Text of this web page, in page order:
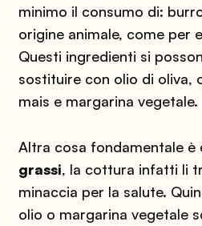
minimo il consumo di:
origine animale, come per
Questi ingredienti si
sostituire con olio di oliva,
mais e margarina vegetale.
Altra cosa fondamentale è
grassi, la cottura infatti li
minaccia per la salute.
olio o margarina vegetale